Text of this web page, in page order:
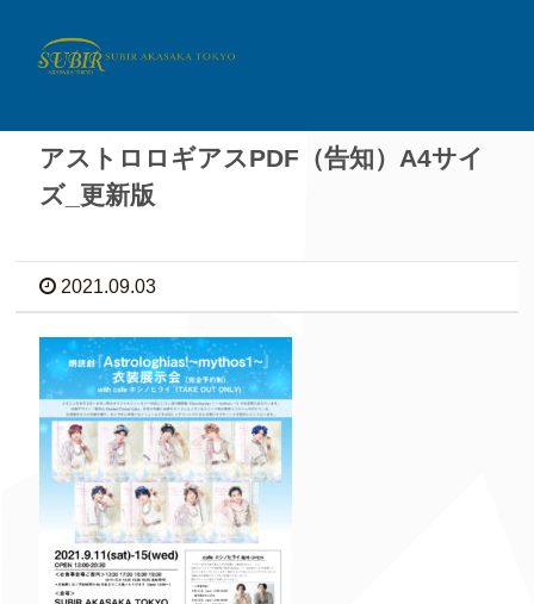
アストロロギアスPDF（告知）A4サイ
ズ_更新版
2021.09.03